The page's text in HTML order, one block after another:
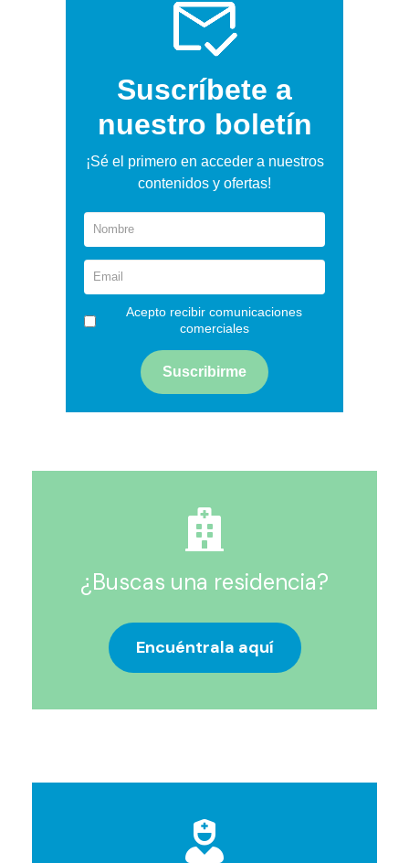
Suscríbete a
nuestro boletín
¡Sé el primero en acceder a nuestros
contenidos y ofertas!
Acepto recibir comunicaciones
comerciales
¿Buscas una residencia?
Encuéntrala aquí